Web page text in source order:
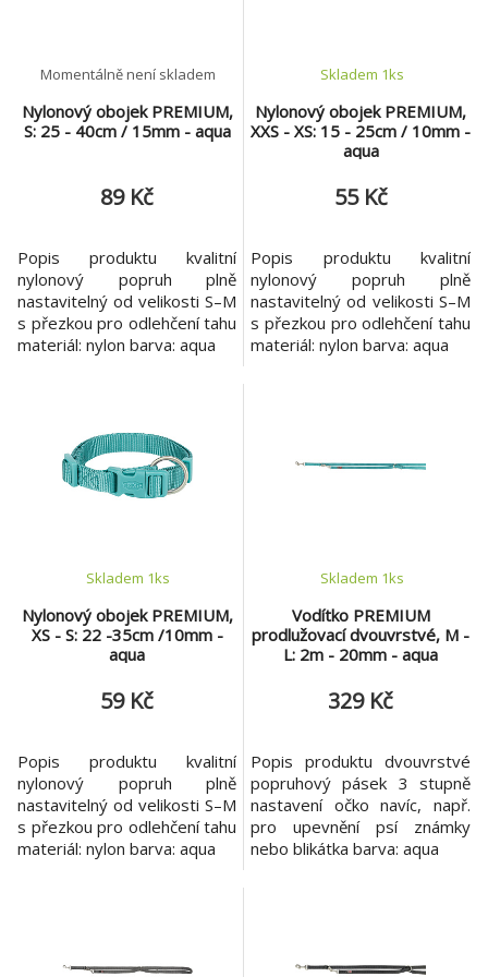
2m/10mm (XS) oceán
159 Kč
Vod.lano 1,0x150cm spirála-černé
Nylonový obojek PREMIUM,
S: 25 - 40cm / 15mm - aqua
Momentálně není skladem
89 Kč
Popis produktu kvalitní
nylonový popruh plně
nastavitelný od velikosti S–M
s přezkou pro odlehčení tahu
materiál: nylon barva: aqua
Nylonový obojek PREMIUM,
XXS - XS: 15 - 25cm / 10mm -
aqua
Skladem 1ks
55 Kč
Popis produktu kvalitní
nylonový popruh plně
nastavitelný od velikosti S–M
s přezkou pro odlehčení tahu
materiál: nylon barva: aqua
Nylonový obojek PREMIUM,
XS - S: 22 -35cm /10mm -
aqua
Skladem 1ks
59 Kč
Popis produktu kvalitní
nylonový popruh plně
nastavitelný od velikosti S–M
s přezkou pro odlehčení tahu
materiál: nylon barva: aqua
Vodítko PREMIUM
prodlužovací dvouvrstvé, M -
L: 2m - 20mm - aqua
Skladem 1ks
329 Kč
Popis produktu dvouvrstvé
popruhový pásek 3 stupně
nastavení očko navíc, např.
pro upevnění psí známky
nebo blikátka barva: aqua